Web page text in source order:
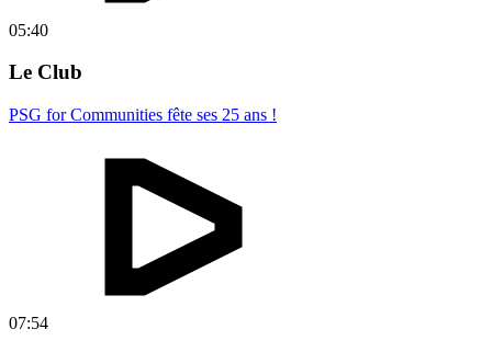
05:40
Le Club
PSG for Communities fête ses 25 ans !
07:54